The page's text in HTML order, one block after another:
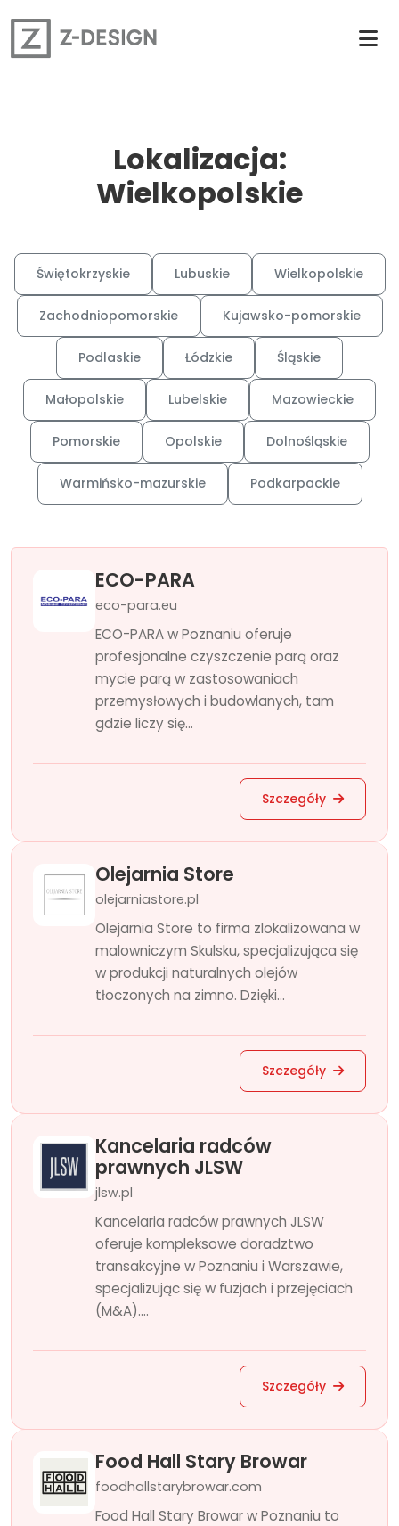
Lokalizacja:
Wielkopolskie
Świętokrzyskie Lubuskie Wielkopolskie
Zachodniopomorskie Kujawsko-pomorskie
Podlaskie Łódzkie Śląskie
Małopolskie Lubelskie Mazowieckie
Pomorskie Opolskie Dolnośląskie
Warmińsko-mazurskie Podkarpackie
ECO-PARA
eco-para.eu
ECO-PARA w Poznaniu oferuje
profesjonalne czyszczenie parą oraz
mycie parą w zastosowaniach
przemysłowych i budowlanych, tam
gdzie liczy się...
Szczegóły
Olejarnia Store
olejarniastore.pl
Olejarnia Store to firma zlokalizowana w
malowniczym Skulsku, specjalizująca się
w produkcji naturalnych olejów
tłoczonych na zimno. Dzięki...
Szczegóły
Kancelaria radców
prawnych JLSW
jlsw.pl
Kancelaria radców prawnych JLSW
oferuje kompleksowe doradztwo
transakcyjne w Poznaniu i Warszawie,
specjalizując się w fuzjach i przejęciach
(M&A)....
Szczegóły
Food Hall Stary Browar
foodhallstarybrowar.com
Food Hall Stary Browar w Poznaniu to